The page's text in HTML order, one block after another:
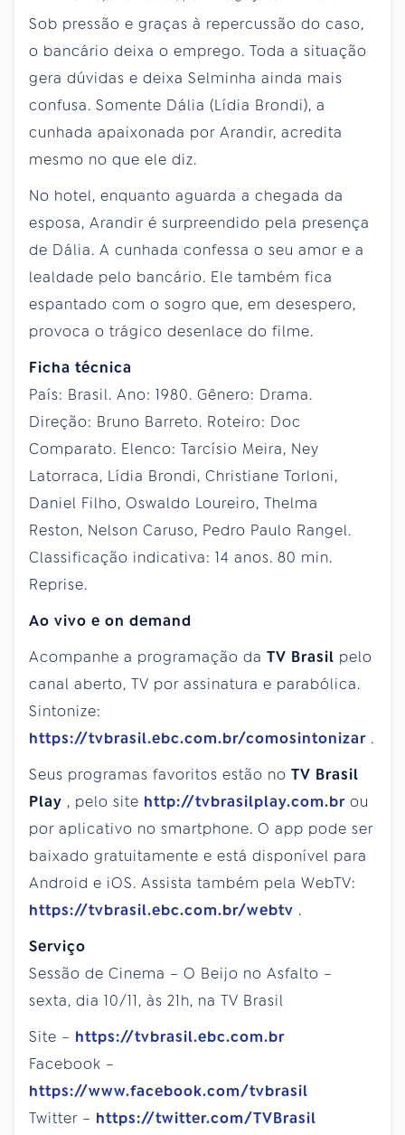
Sob pressão e graças à repercussão do caso,
o bancário deixa o emprego. Toda a situação
gera dúvidas e deixa Selminha ainda mais
confusa. Somente Dália (Lídia Brondi), a
cunhada apaixonada por Arandir, acredita
mesmo no que ele diz.
No hotel, enquanto aguarda a chegada da
esposa, Arandir é surpreendido pela presença
de Dália. A cunhada confessa o seu amor e a
lealdade pelo bancário. Ele também fica
espantado com o sogro que, em desespero,
provoca o trágico desenlace do filme.
Ficha técnica
País: Brasil. Ano: 1980. Gênero: Drama.
Direção: Bruno Barreto. Roteiro: Doc
Comparato. Elenco: Tarcísio Meira, Ney
Latorraca, Lídia Brondi, Christiane Torloni,
Daniel Filho, Oswaldo Loureiro, Thelma
Reston, Nelson Caruso, Pedro Paulo Rangel.
Classificação indicativa: 14 anos. 80 min.
Reprise.
Ao vivo e on demand
Acompanhe a programação da TV Brasil pelo
canal aberto, TV por assinatura e parabólica.
Sintonize:
https://tvbrasil.ebc.com.br/comosintonizar .
Seus programas favoritos estão no TV Brasil
Play , pelo site http://tvbrasilplay.com.br ou
por aplicativo no smartphone. O app pode ser
baixado gratuitamente e está disponível para
Android e iOS. Assista também pela WebTV:
https://tvbrasil.ebc.com.br/webtv .
Serviço
Sessão de Cinema – O Beijo no Asfalto –
sexta, dia 10/11, às 21h, na TV Brasil
Site – https://tvbrasil.ebc.com.br
Facebook –
https://www.facebook.com/tvbrasil
Twitter – https://twitter.com/TVBrasil